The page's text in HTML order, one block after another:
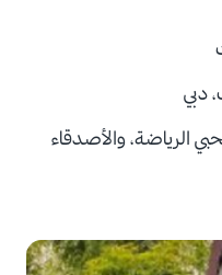
دبي
الرياضة، والأصدقاء